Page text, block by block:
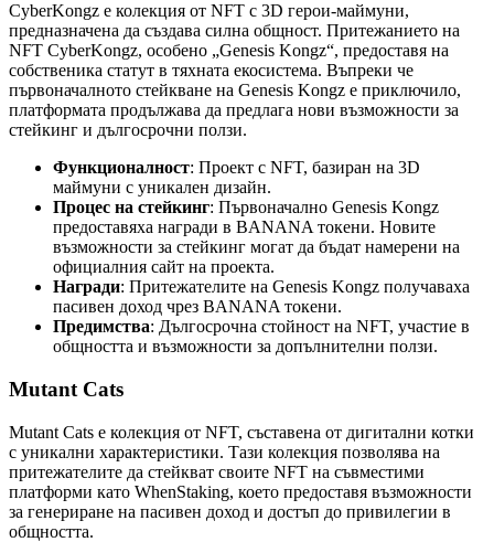
CyberKongz е колекция от NFT с 3D герои-маймуни,
предназначена да създава силна общност. Притежанието на
NFT CyberKongz, особено „Genesis Kongz“, предоставя на
собственика статут в тяхната екосистема. Въпреки че
първоначалното стейкване на Genesis Kongz е приключило,
платформата продължава да предлага нови възможности за
стейкинг и дългосрочни ползи.
Функционалност: Проект с NFT, базиран на 3D
маймуни с уникален дизайн.
Процес на стейкинг: Първоначално Genesis Kongz
предоставяха награди в BANANA токени. Новите
възможности за стейкинг могат да бъдат намерени на
официалния сайт на проекта.
Награди: Притежателите на Genesis Kongz получаваха
пасивен доход чрез BANANA токени.
Предимства: Дългосрочна стойност на NFT, участие в
общността и възможности за допълнителни ползи.
Mutant Cats
Mutant Cats е колекция от NFT, съставена от дигитални котки
с уникални характеристики. Тази колекция позволява на
притежателите да стейкват своите NFT на съвместими
платформи като WhenStaking, което предоставя възможности
за генериране на пасивен доход и достъп до привилегии в
общността.